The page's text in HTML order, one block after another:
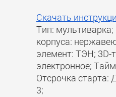
Скачать
Тип:
корпуса:
элемент: ТЭН; 3D-
электронное;
Отсрочка старта:
3;